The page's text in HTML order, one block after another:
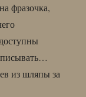
фразочка,
из шляпы за